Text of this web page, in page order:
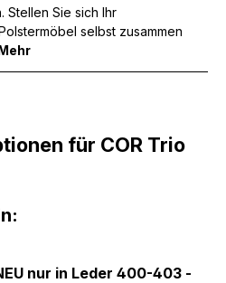
Stellen Sie sich Ihr
selbst zusammen
für COR Trio
nur in Leder 400-403 -